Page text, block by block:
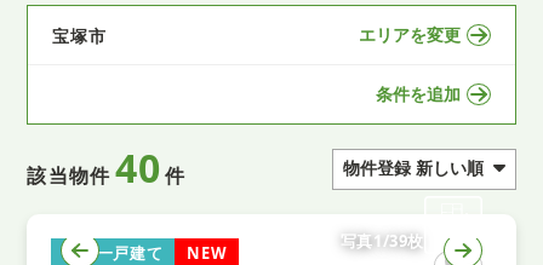
宝塚市 エリアを変更
条件を追加
該当物件40 件
新築一戸建て NEW
写真1/39枚